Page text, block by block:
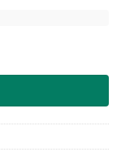
quantity